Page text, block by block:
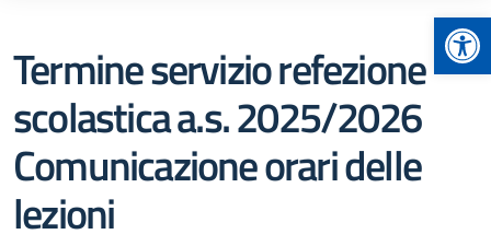
Termine servizio refezione
scolastica a.s. 2025/2026
Comunicazione orari delle
lezioni